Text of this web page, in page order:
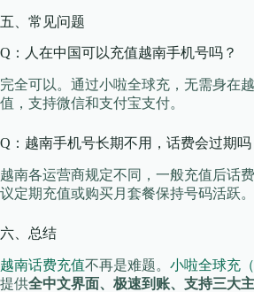
五、常见问题
Q：人在中国可以充值越南手机号吗？
完全可以。通过小啦全球充，无需身在
值，支持微信和支付宝支付。
Q：越南手机号长期不用，话费会过期吗
越南各运营商规定不同，一般充值后话
议定期充值或购买月套餐保持号码活跃。
六、总结
越南话费充值不再是难题。 小啦全球充（
提供全中文界面、极速到账、支持三大